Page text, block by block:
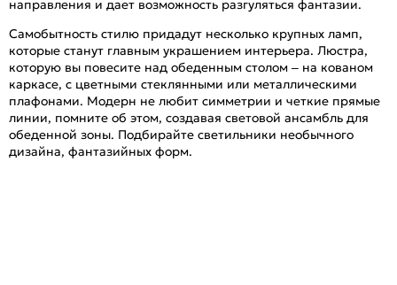
направления и дает возможность разгуляться фантазии.
Самобытность стилю придадут несколько крупных ламп,
которые станут главным украшением интерьера. Люстра,
которую вы повесите над обеденным столом – на кованом
каркасе, с цветными стеклянными или металлическими
плафонами. Модерн не любит симметрии и четкие прямые
линии, помните об этом, создавая световой ансамбль для
обеденной зоны. Подбирайте светильники необычного
дизайна, фантазийных форм.